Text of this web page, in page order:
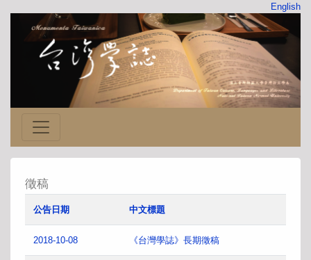
English
徵稿
公告日期 中文標題
2018-10-08 《台灣學誌》長期徵稿